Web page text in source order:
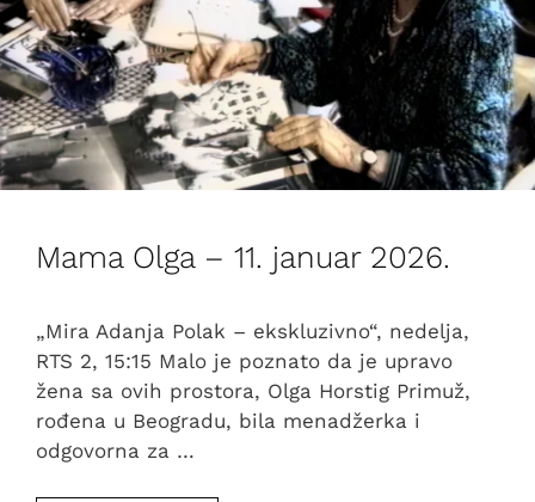
Mama Olga – 11. januar 2026.
„Mira Adanja Polak – ekskluzivno“, nedelja,
RTS 2, 15:15 Malo je poznato da je upravo
žena sa ovih prostora, Olga Horstig Primuž,
rođena u Beogradu, bila menadžerka i
odgovorna za …